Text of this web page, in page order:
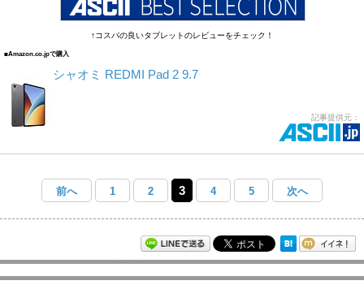
↑コスパの良いタブレットのレビューをチェック！
■Amazon.co.jpで購入
シャオミ REDMI Pad 2 9.7
記事提供元：
前へ 1 2 3 4 5 次へ